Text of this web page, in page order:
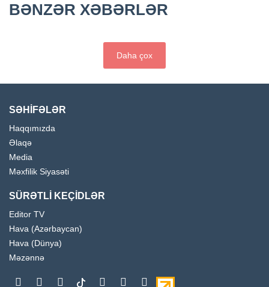
BƏNZƏR XƏBƏRLƏR
Daha çox
SƏHİFƏLƏR
Haqqımızda
Əlaqə
Media
Məxfilik Siyasəti
SÜRƏTLİ KEÇİDLƏR
Editor TV
Hava (Azərbaycan)
Hava (Dünya)
Məzənnə